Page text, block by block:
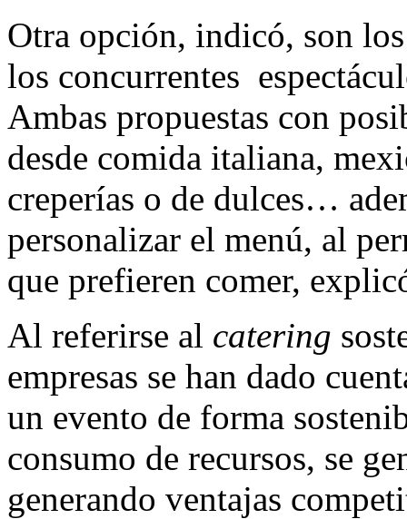
Otra opción, indicó, son
los concurrentes
Ambas propuestas con
desde comida italiana,
creperías o de dulces…
personalizar el menú, al
que prefieren comer,
Al referirse al catering
empresas se han dado
un evento de forma
consumo de recursos, se
generando ventajas